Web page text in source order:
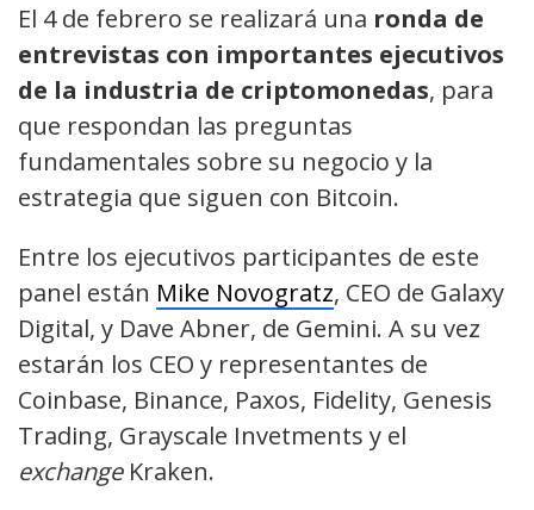
El 4 de febrero se realizará una ronda de
entrevistas con importantes ejecutivos
de la industria de criptomonedas, para
que respondan las preguntas
fundamentales sobre su negocio y la
estrategia que siguen con Bitcoin.
Entre los ejecutivos participantes de este
panel están Mike Novogratz, CEO de Galaxy
Digital, y Dave Abner, de Gemini. A su vez
estarán los CEO y representantes de
Coinbase, Binance, Paxos, Fidelity, Genesis
Trading, Grayscale Invetments y el
exchange Kraken.